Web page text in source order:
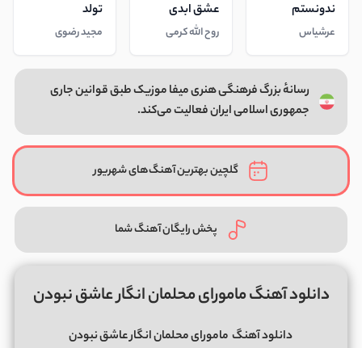
ندونستم
عرشیاس
عشق ابدی
روح الله کرمی
تولد
مجید رضوی
رسانهٔ بزرگ فرهنگی هنری میفا موزیک طبق قوانین جاری
جمهوری اسلامی ایران فعالیت می‌کند.
گلچین بهترین آهنگ‌های شهریور
پخش رایگان آهنگ شما
دانلود آهنگ مامورای محلمان انگار عاشق نبودن
دانلود آهنگ مامورای محلمان انگار عاشق نبودن